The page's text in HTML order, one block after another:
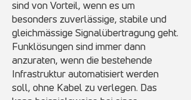
sind von Vorteil, wenn es um
besonders zuverlässige, stabile und
gleichmässige Signalübertragung geht.
Funklösungen sind immer dann
anzuraten, wenn die bestehende
Infrastruktur automatisiert werden
soll, ohne Kabel zu verlegen. Das